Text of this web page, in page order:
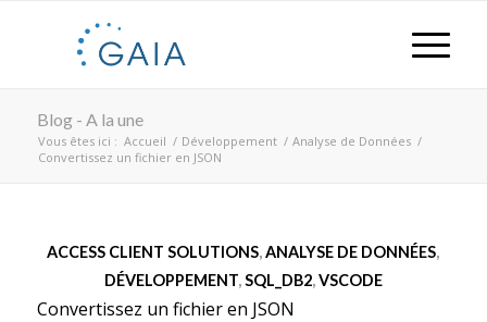
Blog - A la une
Vous êtes ici : Accueil / Développement / Analyse de Données /
Convertissez un fichier en JSON
ACCESS CLIENT SOLUTIONS,ANALYSE DE DONNÉES,
DÉVELOPPEMENT,SQL_DB2,VSCODE
Convertissez un fichier en JSON